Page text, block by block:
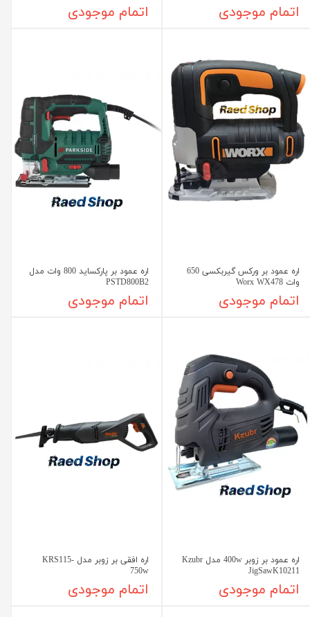
اتمام موجودی اتمام موجودی
اره عمود بر ورکس گیربکسی 650
وات Worx WX478
اتمام موجودی
اره عمود بر پارکساید 800 وات مدل
PSTD800B2
اتمام موجودی
اره عمود بر زوبر 400w مدل Kzubr
JigSawK10211
اتمام موجودی
اره افقی بر زوبر مدل KRS115-
750w
اتمام موجودی